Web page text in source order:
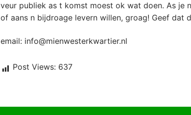
veur publiek as t komst moest ok wat doen. As je
of aans n bijdroage levern willen, groag! Geef dat
email: info@mienwesterkwartier.nl
Post Views: 637